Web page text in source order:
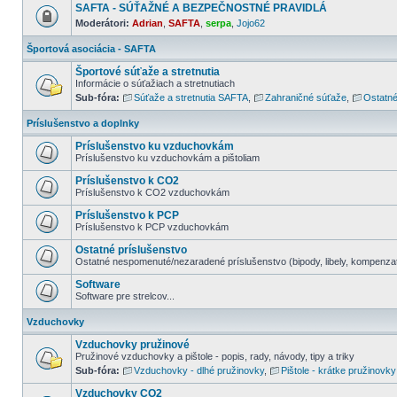
SAFTA - SÚŤAŽNÉ A BEZPEČNOSTNÉ PRAVIDLÁ
Moderátori: Adrian SAFTA serpa Jojo62
Športová asociácia - SAFTA
Športové súťaže a stretnutia
Informácie o súťažiach a stretnutiach
Sub-fóra:
Súťaže a stretnutia SAFTA Zahraničné súťaže
Príslušenstvo a doplnky
Príslušenstvo ku vzduchovkám
Príslušenstvo ku vzduchovkám a pištoliam
Príslušenstvo k CO2
Príslušenstvo k CO2 vzduchovkám
Príslušenstvo k PCP
Príslušenstvo k PCP vzduchovkám
Ostatné príslušenstvo
Ostatné nespomenuté/nezaradené príslušenstvo (bipody, libely,
Software
Software pre strelcov...
Vzduchovky
Vzduchovky pružinové
Pružinové vzduchovky a pištole - popis, rady, návody, tipy a triky
Sub-fóra:
Vzduchovky - dlhé pružinovky, Pištole - krátke pružinovky
Vzduchovky CO2